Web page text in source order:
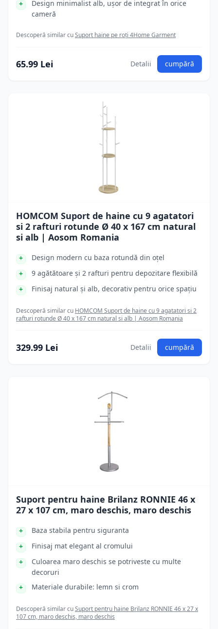
Design minimalist alb, ușor de integrat în orice
cameră
Descoperă similar cuSuport haine pe roți 4Home Garment
65.99 Lei Detalii cumpără
HOMCOM Suport de haine cu 9 agatatori
si 2 rafturi rotunde Ø 40 x 167 cm natural
si alb | Aosom Romania
Design modern cu baza rotundă din oțel
9 agătătoare și 2 rafturi pentru depozitare flexibilă
Finisaj natural și alb, decorativ pentru orice spațiu
Descoperă similar cu HOMCOM Suport de haine cu 9 agatatori si 2
rafturi rotunde Ø 40 x 167 cm natural si alb | Aosom Romania
329.99 Lei Detalii cumpără
Suport pentru haine Brilanz RONNIE 46 x
27 x 107 cm, maro deschis, maro deschis
Baza stabila pentru siguranta
Finisaj mat elegant al cromului
Culoarea maro deschis se potriveste cu multe
decoruri
Materiale durabile: lemn si crom
Descoperă similar cuSuport pentru haine Brilanz RONNIE 46 x 27 x
107 cm, maro deschis, maro deschis